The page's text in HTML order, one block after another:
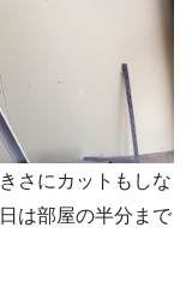
さにカットもしな
は部屋の半分まで